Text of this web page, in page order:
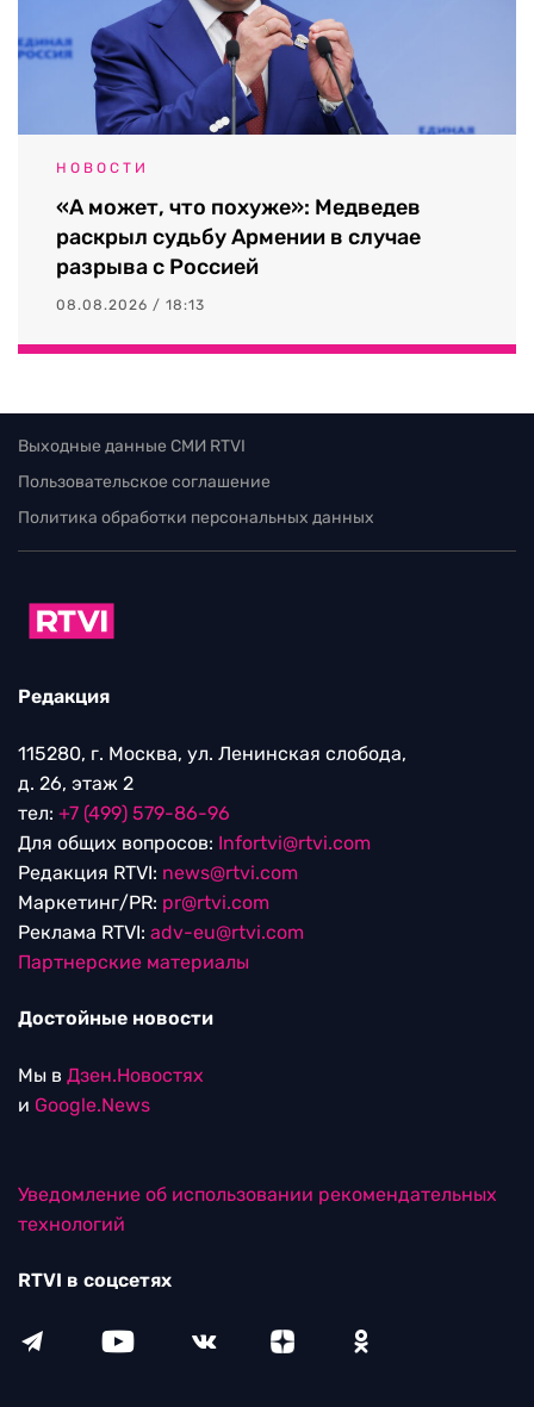
НОВОСТИ
«А может, что похуже»: Медведев
раскрыл судьбу Армении в случае
разрыва с Россией
08.08.2026 / 18:13
Выходные данные СМИ RTVI
Пользовательское соглашение
Политика обработки персональных данных
Редакция
115280, г. Москва, ул. Ленинская слобода,
д. 26, этаж 2
тел: +7 (499) 579-86-96
Для общих вопросов: Infortvi@rtvi.com
Редакция RTVI: news@rtvi.com
Маркетинг/PR: pr@rtvi.com
Реклама RTVI: adv-eu@rtvi.com
Партнерские материалы
Достойные новости
Мы в Дзен.Новостях
и Google.News
Уведомление об использовании рекомендательных
технологий
RTVI в соцсетях